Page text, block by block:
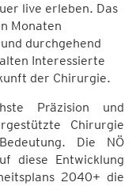
live erleben. Das
Monaten
durchgehend
Interessierte
der Chirurgie.
Präzision und
Chirurgie
Die NÖ
diese Entwicklung
2040+ die